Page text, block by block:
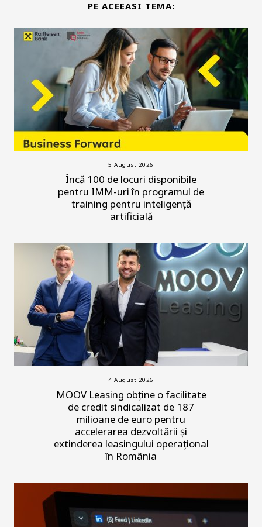
PE ACEEASI TEMA:
5 August 2026
Încă 100 de locuri disponibile
pentru IMM-uri în programul de
training pentru inteligență
artificială
4 August 2026
MOOV Leasing obține o facilitate
de credit sindicalizat de 187
milioane de euro pentru
accelerarea dezvoltării și
extinderea leasingului operațional
în România